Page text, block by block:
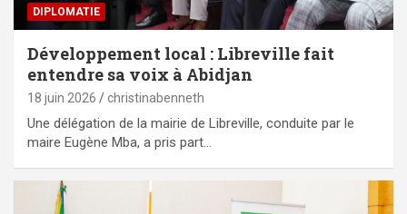
DIPLOMATIE
Développement local : Libreville fait
entendre sa voix à Abidjan
18 juin 2026 christinabenneth
Une délégation de la mairie de Libreville, conduite par le
maire Eugène Mba, a pris part…